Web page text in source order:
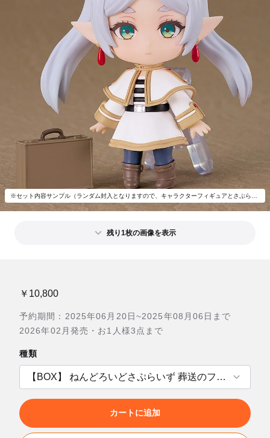
残り1枚の画像を表示
￥10,800
予約期間：2025年06月20日~2025年08月06日まで
2026年02月発売・お1人様3点まで
種類
カートに追加